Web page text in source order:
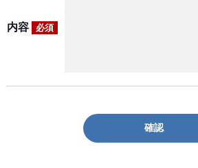
内容 必須
確認